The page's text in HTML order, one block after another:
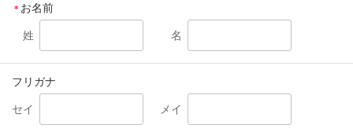
＊ お名前
姓 名
フリガナ
セイ メイ